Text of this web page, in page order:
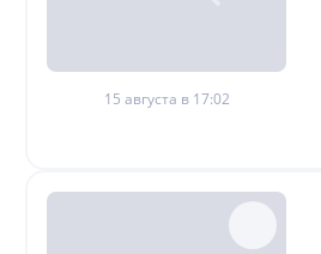
15 августа в 17:02